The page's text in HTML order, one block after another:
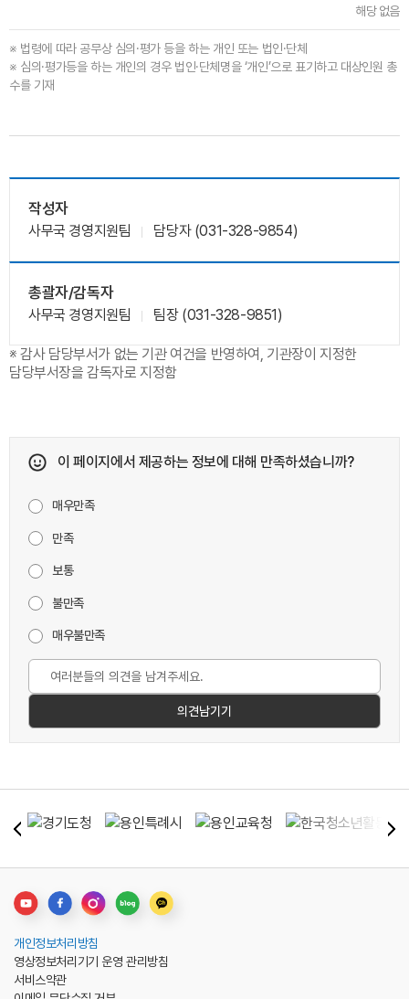
해당 없음
※ 법령에 따라 공무상 심의·평가 등을 하는 개인 또는 법인·단체
※ 심의·평가등을 하는 개인의 경우 법인·단체명을 ‘개인’으로 표기하고 대상인원 총
수를 기재
작성자
사무국 경영지원팀 담당자 (031-328-9854)
총괄자/감독자
사무국 경영지원팀 팀장 (031-328-9851)
※ 감사 담당부서가 없는 기관 여건을 반영하여, 기관장이 지정한
담당부서장을 감독자로 지정함
이 페이지에서 제공하는 정보에 대해 만족하셨습니까?
매우만족
만족
보통
불만족
매우불만족
개인정보처리방침
영상정보처리기기 운영 관리방침
서비스약관